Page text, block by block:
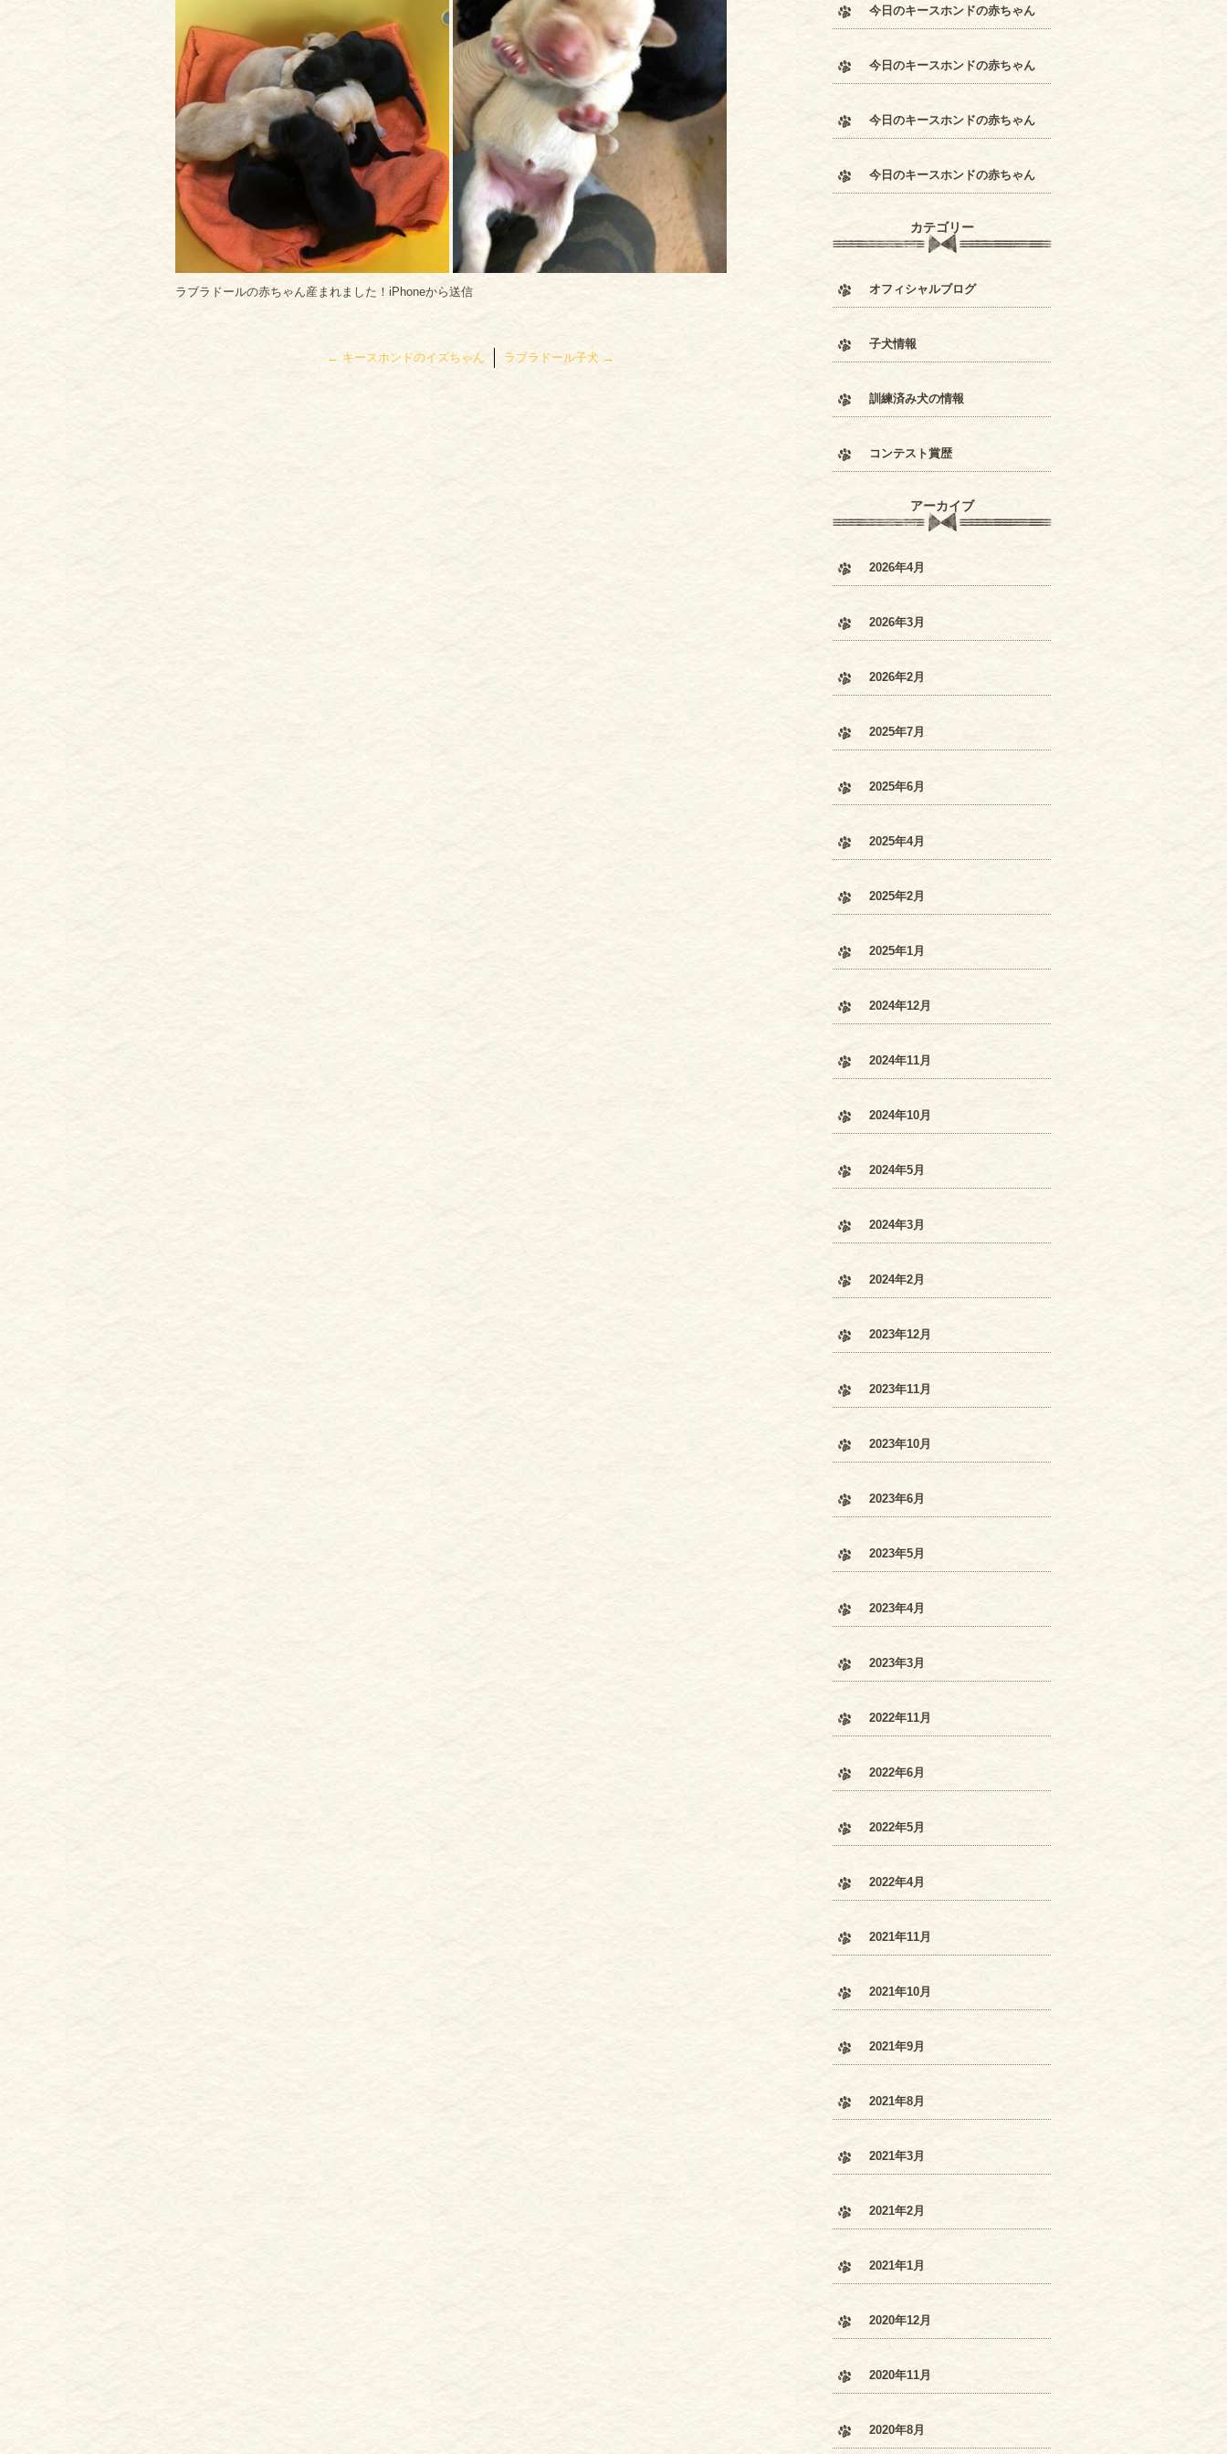
ラブラドールの赤ちゃん産まれました！iPhoneから送信
← キースホンドのイズちゃん ラブラドール子犬 →
今日のキースホンドの赤ちゃん
今日のキースホンドの赤ちゃん
今日のキースホンドの赤ちゃん
今日のキースホンドの赤ちゃん
カテゴリー
オフィシャルブログ
子犬情報
訓練済み犬の情報
コンテスト賞歴
アーカイブ
2026年4月
2026年3月
2026年2月
2025年7月
2025年6月
2025年4月
2025年2月
2025年1月
2024年12月
2024年11月
2024年10月
2024年5月
2024年3月
2024年2月
2023年12月
2023年11月
2023年10月
2023年6月
2023年5月
2023年4月
2023年3月
2022年11月
2022年6月
2022年5月
2022年4月
2021年11月
2021年10月
2021年9月
2021年8月
2021年3月
2021年2月
2021年1月
2020年12月
2020年11月
2020年8月